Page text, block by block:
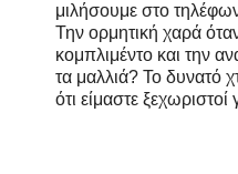
μιλήσουμε στο
Την ορμητική χαρά
κομπλιμέντο και την
τα μαλλιά? Το δυνατό
ότι είμαστε ξεχωριστοί